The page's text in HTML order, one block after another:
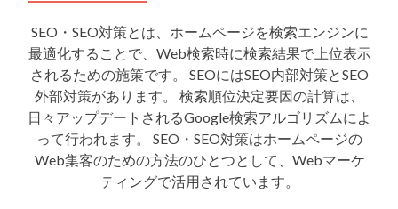
SEO・SEO対策とは、ホームページを検索エンジンに
最適化することで、Web検索時に検索結果で上位表示
されるための施策です。 SEOにはSEO内部対策とSEO
外部対策があります。 検索順位決定要因の計算は、
日々アップデートされるGoogle検索アルゴリズムによ
って行われます。 SEO・SEO対策はホームページの
Web集客のための方法のひとつとして、Webマーケ
ティングで活用されています。